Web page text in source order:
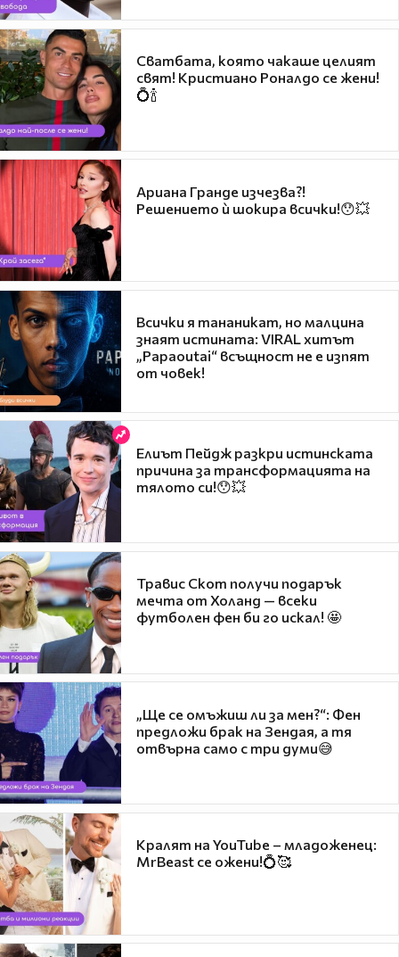
Сватбата, която чакаше целият
свят! Кристиано Роналдо се жени!
💍🍾
Ариана Гранде изчезва?!
Решението ѝ шокира всички!😯💥
Всички я тананикат, но малцина
знаят истината: VIRAL хитът
„Papaoutai“ всъщност не е изпят
от човек!
Елиът Пейдж разкри истинската
причина за трансформацията на
тялото си!😯💥
Травис Скот получи подарък
мечта от Холанд — всеки
футболен фен би го искал! 🤩
„Ще се омъжиш ли за мен?“: Фен
предложи брак на Зендая, а тя
отвърна само с три думи😅
Кралят на YouTube – младоженец:
MrBeast се ожени!💍🥰